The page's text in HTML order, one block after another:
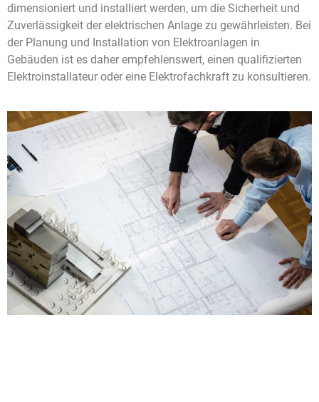
dimensioniert und installiert werden, um die Sicherheit und
Zuverlässigkeit der elektrischen Anlage zu gewährleisten. Bei
der Planung und Installation von Elektroanlagen in
Gebäuden ist es daher empfehlenswert, einen qualifizierten
Elektroinstallateur oder eine Elektrofachkraft zu konsultieren.